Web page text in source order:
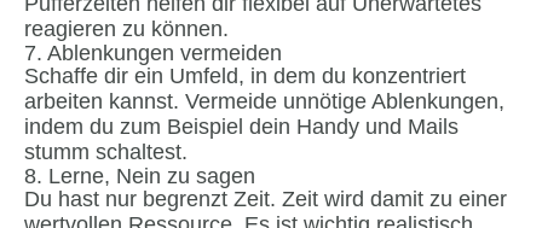
reagieren zu können.
7. Ablenkungen vermeiden
Schaffe dir ein Umfeld, in dem du konzentriert
arbeiten kannst. Vermeide unnötige Ablenkungen,
indem du zum Beispiel dein Handy und Mails
stumm schaltest.
8. Lerne, Nein zu sagen
Du hast nur begrenzt Zeit. Zeit wird damit zu einer